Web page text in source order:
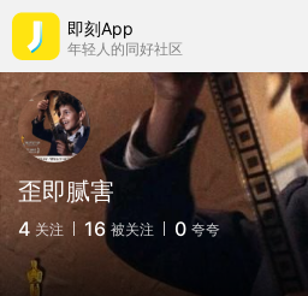
即刻App
年轻人的同好社区
歪即腻害
4 关注 16 被关注 0 夸夸